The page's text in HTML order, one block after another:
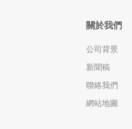
關於我們
公司背景
新聞稿
聯絡我們
網站地圖